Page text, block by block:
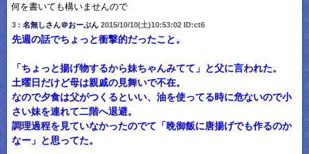
何を書いても構いませんので
3 : 名無しさん＠おーぷん2015/10/10(土)10:53:02 ID:ct6
先週の話でちょっと衝撃的だったこと。
「ちょっと揚げ物するから妹ちゃんみてて」と父に言われた。
土曜日だけど母は親戚の見舞いで不在。
なので夕食は父がつくるといい、油を使ってる時に危ないので小
さい妹を連れて二階へ退避。
調理過程を見ていなかったのでて「晩御飯に唐揚げでも作るのか
なー」と思ってた。